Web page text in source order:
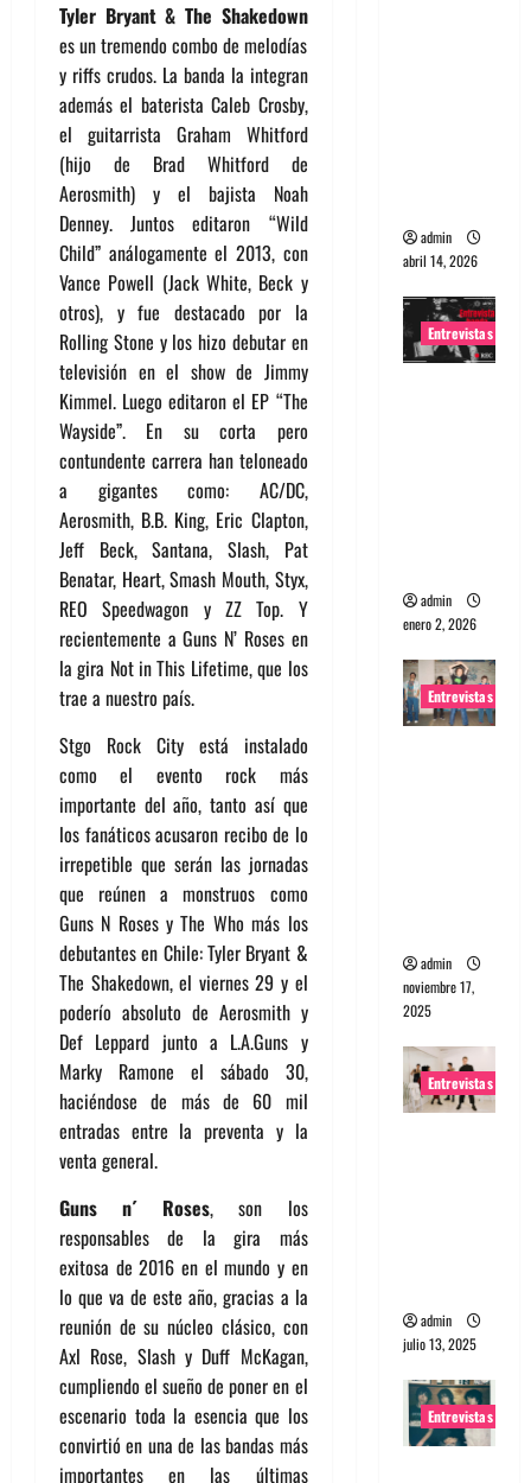
Tyler Bryant & The Shakedown
es un tremendo combo de melodías
y riffs crudos. La banda la integran
además el baterista Caleb Crosby,
el guitarrista Graham Whitford
(hijo de Brad Whitford de
Aerosmith) y el bajista Noah
Denney. Juntos editaron “Wild
Child” análogamente el 2013, con
Vance Powell (Jack White, Beck y
otros), y fue destacado por la
Rolling Stone y los hizo debutar en
televisión en el show de Jimmy
Kimmel. Luego editaron el EP “The
Wayside”. En su corta pero
contundente carrera han teloneado
a gigantes como: AC/DC,
Aerosmith, B.B. King, Eric Clapton,
Jeff Beck, Santana, Slash, Pat
Benatar, Heart, Smash Mouth, Styx,
REO Speedwagon y ZZ Top. Y
recientemente a Guns N’ Roses en
la gira Not in This Lifetime, que los
trae a nuestro país.
Stgo Rock City está instalado
como el evento rock más
importante del año, tanto así que
los fanáticos acusaron recibo de lo
irrepetible que serán las jornadas
que reúnen a monstruos como
Guns N Roses y The Who más los
debutantes en Chile: Tyler Bryant &
The Shakedown, el viernes 29 y el
poderío absoluto de Aerosmith y
Def Leppard junto a L.A.Guns y
Marky Ramone el sábado 30,
haciéndose de más de 60 mil
entradas entre la preventa y la
venta general.
Guns n´ Roses, son los
responsables de la gira más
exitosa de 2016 en el mundo y en
lo que va de este año, gracias a la
reunión de su núcleo clásico, con
Axl Rose, Slash y Duff McKagan,
cumpliendo el sueño de poner en el
escenario toda la esencia que los
convirtió en una de las bandas más
importantes en las últimas
admin
abril 14, 2026
Entrevistas
admin
enero 2, 2026
Entrevistas
admin
noviembre 17,
2025
Entrevistas
admin
julio 13, 2025
Entrevistas